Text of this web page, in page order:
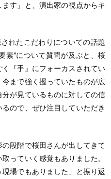
す」と、演出家の視点からキ
れたこだわりについての話題
素”について質問が及ぶと、桜
『手』にフォーカスされてい
まで強く握っていたものが広
が見ているものに対しての信
ので、ぜひ注目していただき
段階で桜田さんが出してきて
っていく感覚もありました。
場でもありました」と振り返